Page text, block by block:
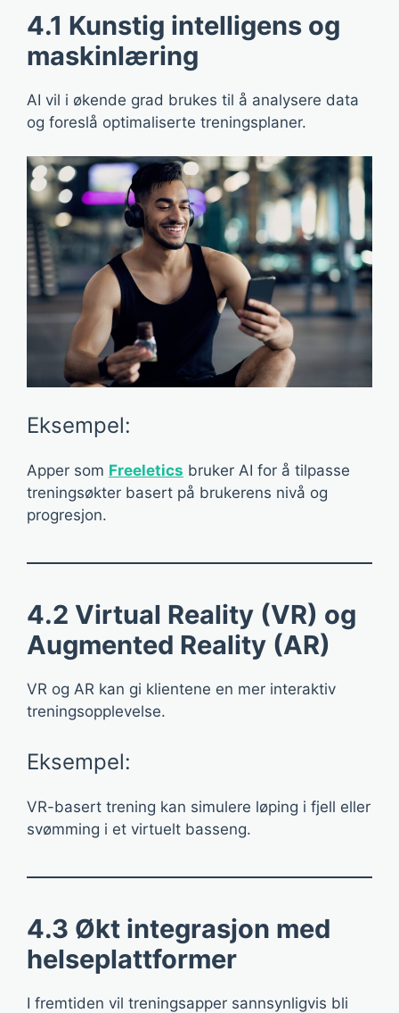
4.1 Kunstig intelligens og
maskinlæring
AI vil i økende grad brukes til å analysere data
og foreslå optimaliserte treningsplaner.
Eksempel:
Apper som Freeletics bruker AI for å tilpasse
treningsøkter basert på brukerens nivå og
progresjon.
4.2 Virtual Reality (VR) og
Augmented Reality (AR)
VR og AR kan gi klientene en mer interaktiv
treningsopplevelse.
Eksempel:
VR-basert trening kan simulere løping i fjell eller
svømming i et virtuelt basseng.
4.3 Økt integrasjon med
helseplattformer
I fremtiden vil treningsapper sannsynligvis bli